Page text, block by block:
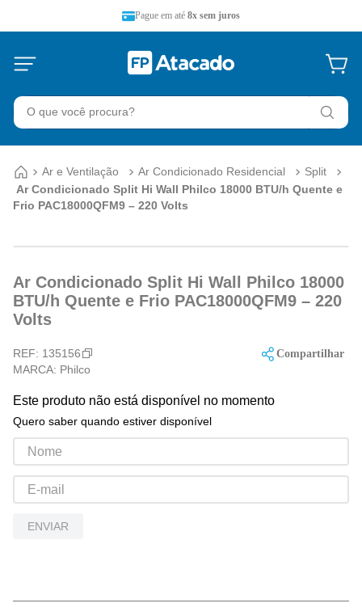
Pague em até 8x sem juros
O que você procura?
Ar e Ventilação Ar Condicionado Residencial
Split
Ar Condicionado Split Hi Wall Philco 18000 BTU/h Quente e
Frio PAC18000QFM9 – 220 Volts
Ar Condicionado Split Hi Wall Philco 18000
BTU/h Quente e Frio PAC18000QFM9 – 220
Volts
REF: 135156
MARCA: Philco
Compartilhar
Este produto não está disponível no momento
Quero saber quando estiver disponível
ENVIAR